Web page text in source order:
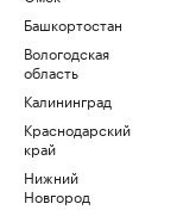
Башкортостан
Вологодская
область
Калининград
Краснодарский
край
Нижний
Новгород